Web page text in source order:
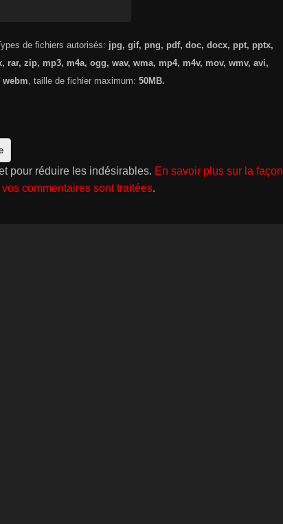
de fichiers autorisés: jpg, gif, png, pdf, doc, docx, ppt, pptx,
rar, zip, mp3, m4a, ogg, wav, wma, mp4, m4v, mov, wmv, avi,
webm , taille de fichier maximum: 50MB.
pour réduire les indésirables. En savoir plus sur la façon
commentaires sont traitées.